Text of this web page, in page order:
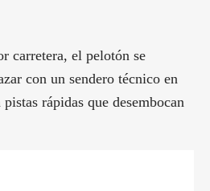
carretera, el pelotón se
con un sendero técnico en
rápidas que desembocan